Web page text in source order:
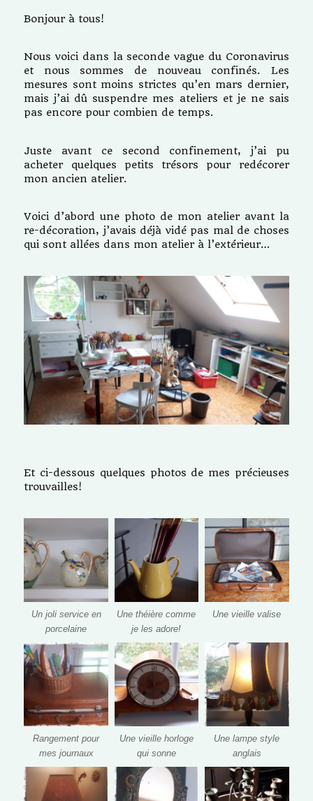
Bonjour à tous!
Nous voici dans la seconde vague du Coronavirus
et nous sommes de nouveau confinés. Les
mesures sont moins strictes qu’en mars dernier,
mais j’ai dû suspendre mes ateliers et je ne sais
pas encore pour combien de temps.
Juste avant ce second confinement, j’ai pu
acheter quelques petits trésors pour redécorer
mon ancien atelier.
Voici d’abord une photo de mon atelier avant la
re-décoration, j’avais déjà vidé pas mal de choses
qui sont allées dans mon atelier à l’extérieur…
Et ci-dessous quelques photos de mes précieuses
trouvailles!
Un joli service en
porcelaine
Une théière comme
je les adore!
Une vieille valise
Rangement pour
mes journaux
Une vieille horloge
qui sonne
Une lampe style
anglais